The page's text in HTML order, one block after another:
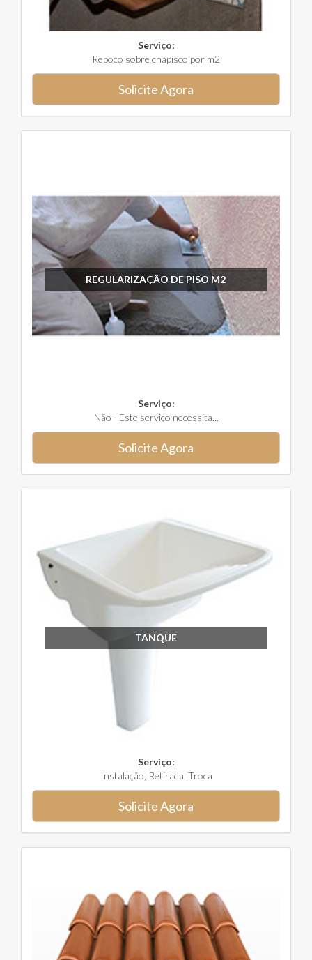
Serviço:
Reboco sobre chapisco por m2
Solicite Agora
REGULARIZAÇÃO DE PISO M2
Serviço:
Não - Este serviço necessita...
Solicite Agora
TANQUE
Serviço:
Instalação, Retirada, Troca
Solicite Agora